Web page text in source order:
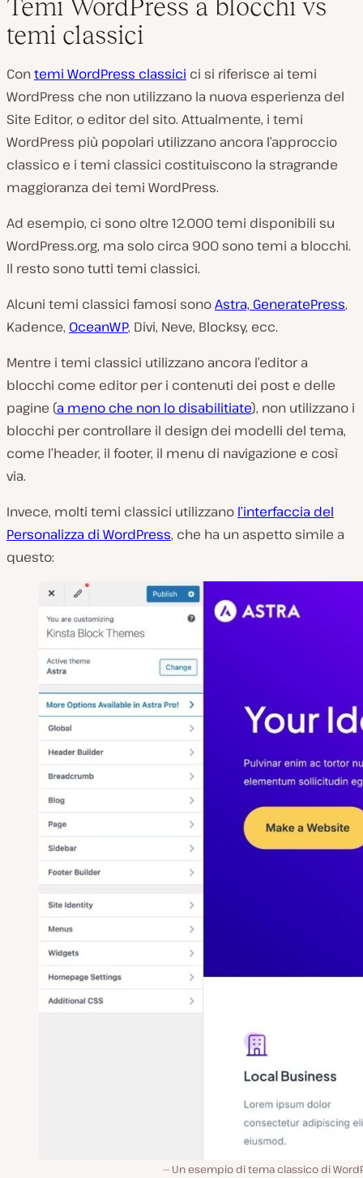
Temi WordPress a blocchi vs
temi classici
Contemi WordPress classici ci si riferisce ai temi
WordPress che non utilizzano la nuova esperienza del
Site Editor, o editor del sito. Attualmente, i temi
WordPress più popolari utilizzano ancora l’approccio
classico e i temi classici costituiscono la stragrande
maggioranza dei temi WordPress.
Ad esempio, ci sono oltre 12.000 temi disponibili su
WordPress.org, ma solo circa 900 sono temi a blocchi.
Il resto sono tutti temi classici.
Alcuni temi classici famosi sonoAstra, GeneratePress,
Kadence, OceanWP, Divi, Neve, Blocksy, ecc.
Mentre i temi classici utilizzano ancora l’editor a
blocchi come editor per i contenuti dei post e delle
pagine (a meno che non lo disabilitiate), non utilizzano i
blocchi per controllare il design dei modelli del tema,
come l’header, il footer, il menu di navigazione e così
via.
Invece, molti temi classici utilizzano l’interfaccia del
Personalizza di WordPress, che ha un aspetto simile a
questo:
Un esempio di tema classico di